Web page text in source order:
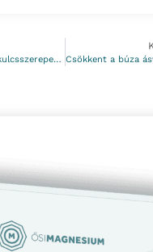
A szőrtüszőknek kulcsszerepe van a magnézium felszívódásában